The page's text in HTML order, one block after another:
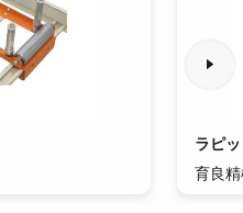
ラピ
育良